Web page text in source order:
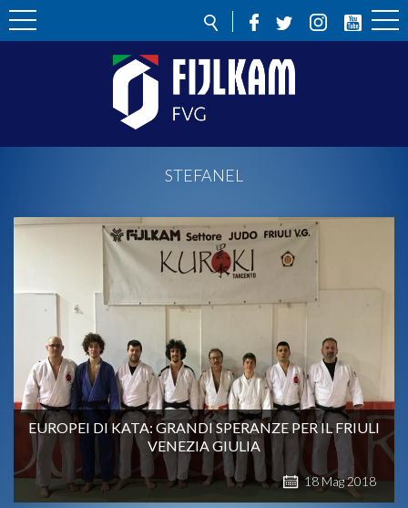
STEFANEL
EUROPEI DI KATA: GRANDI SPERANZE PER IL FRIULI
VENEZIA GIULIA
18 Mag2018